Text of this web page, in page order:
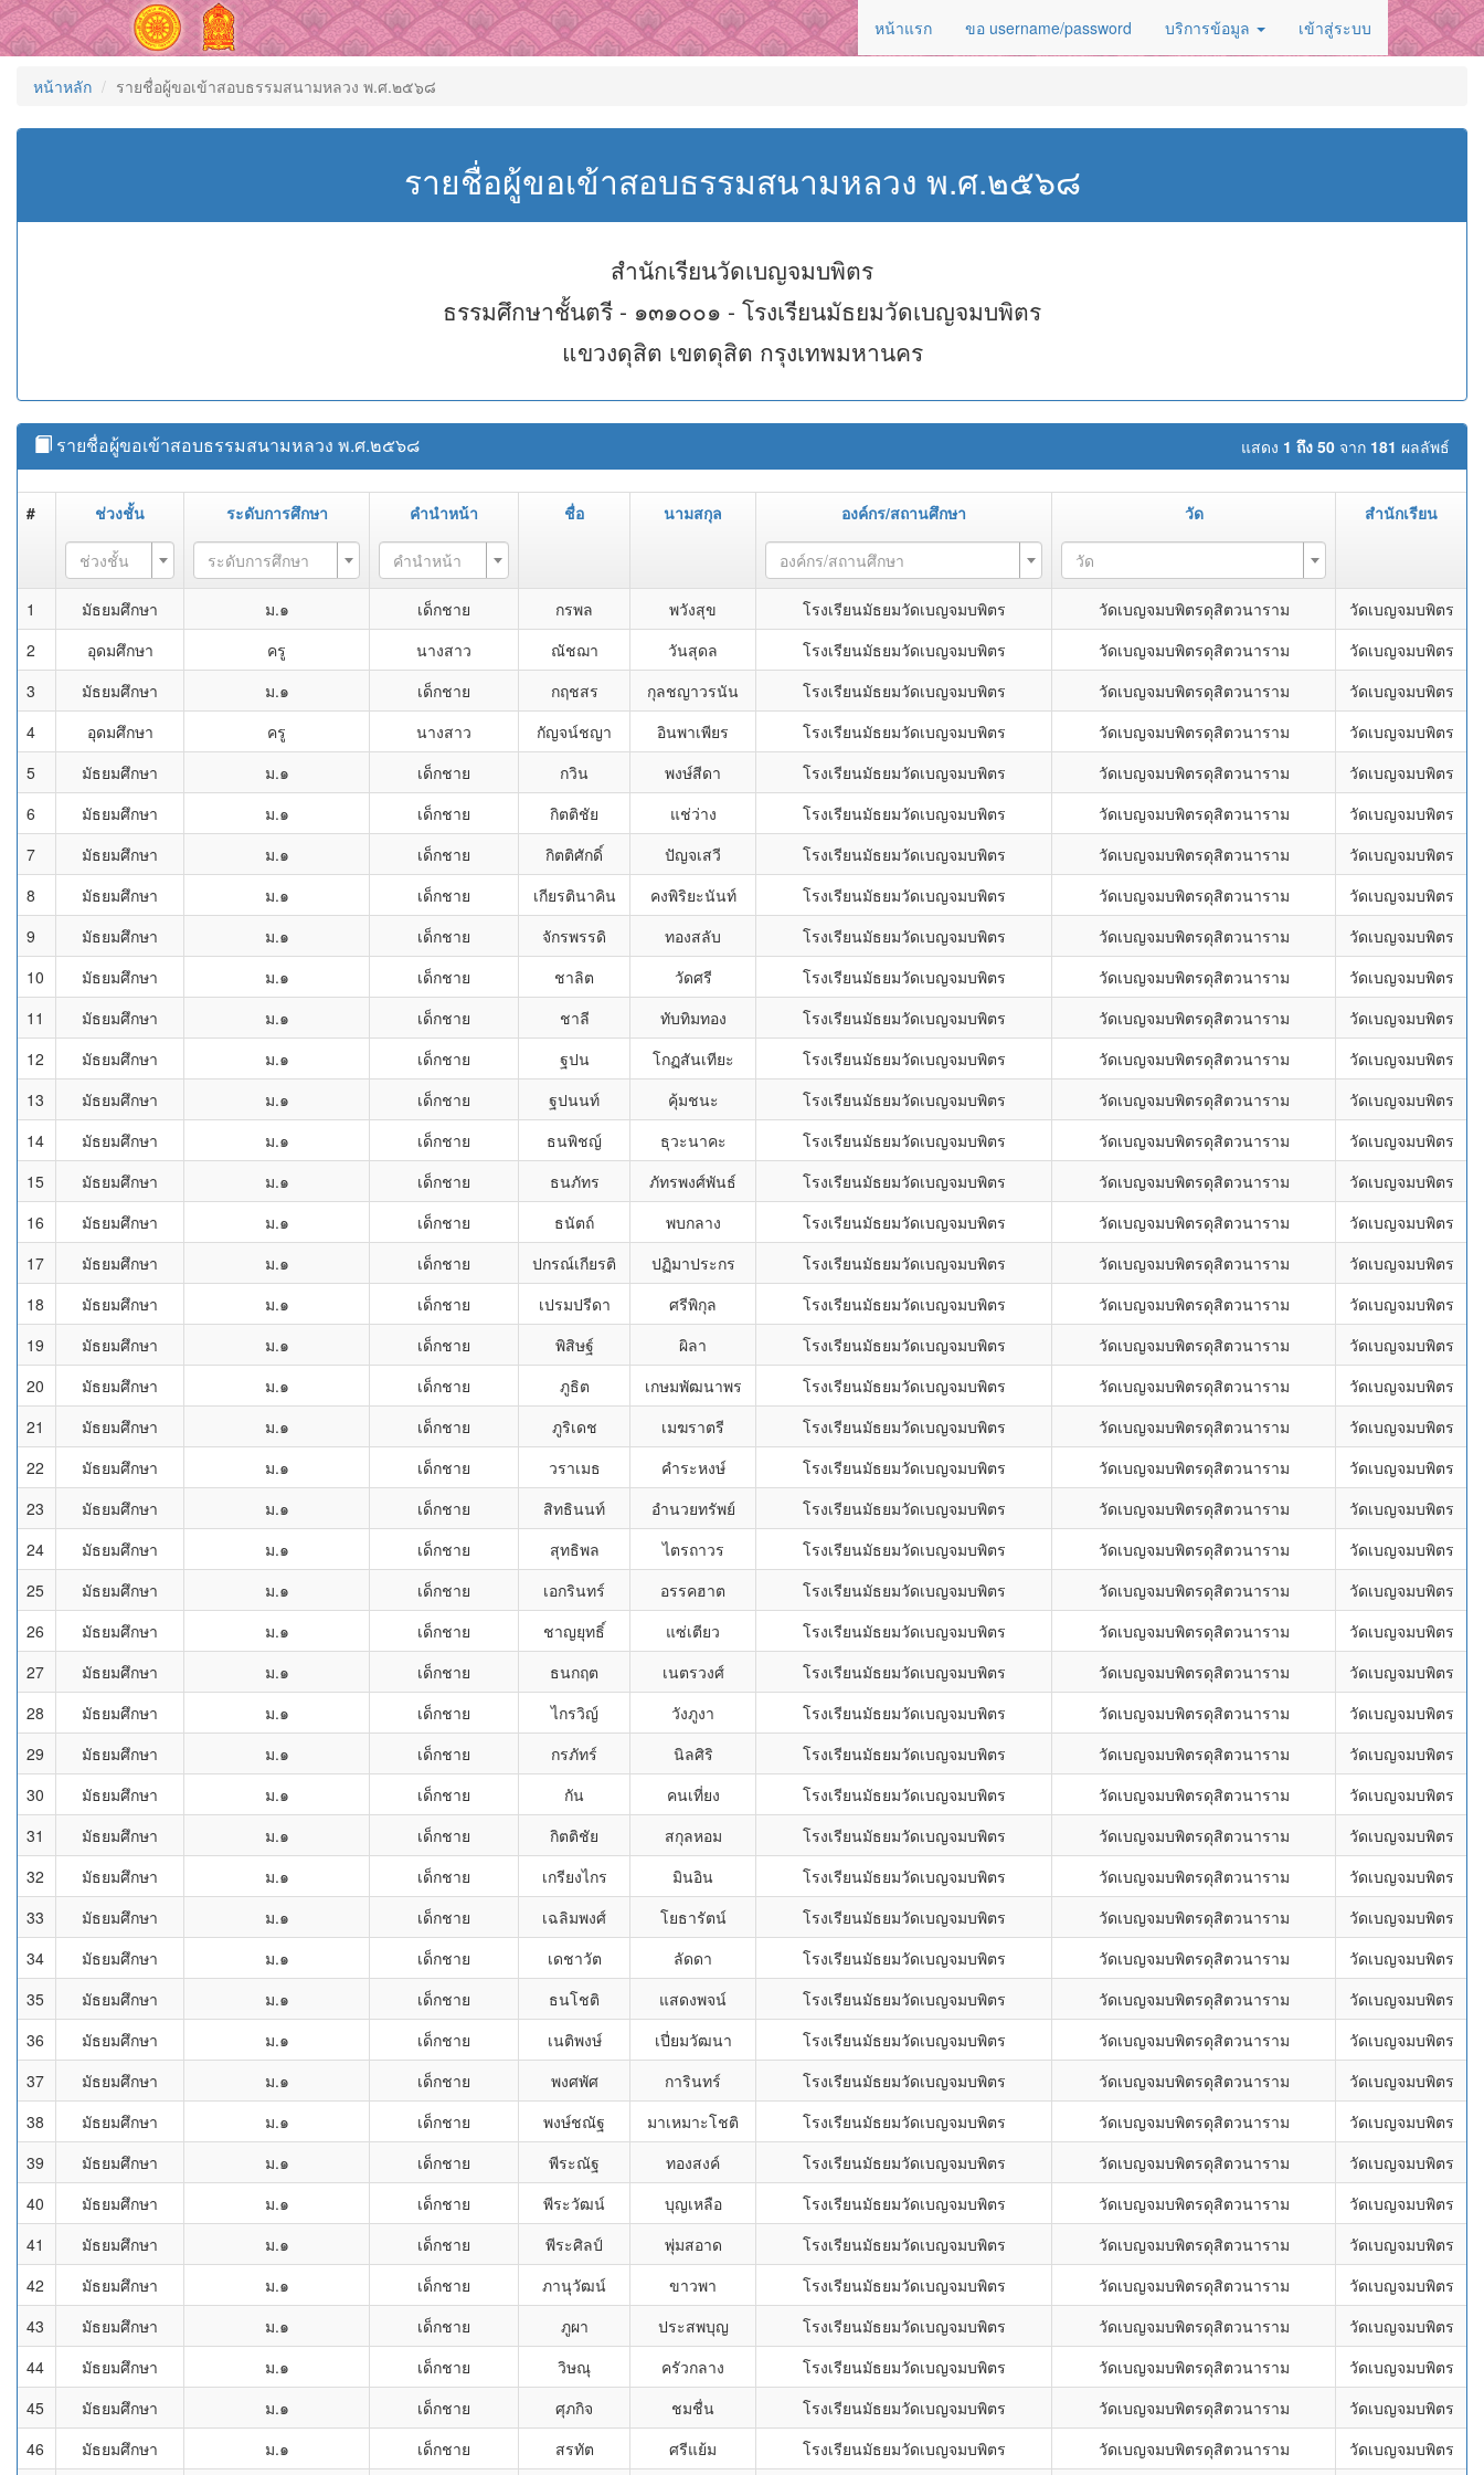
หน้าแรก ขอ username/password บริการข้อมูล เข้าสู่ระบบ
หน้าหลัก รายชื่อผู้ขอเข้าสอบธรรมสนามหลวง พ.ศ.๒๕๖๘
รายชื่อผู้ขอเข้าสอบธรรมสนามหลวง พ.ศ.๒๕๖๘
สำนักเรียนวัดเบญจมบพิตร
ธรรมศึกษาชั้นตรี - ๑๓๑๐๐๑ - โรงเรียนมัธยมวัดเบญจมบพิตร
แขวงดุสิต เขตดุสิต กรุงเทพมหานคร
แสดง 1 ถึง 50 จาก 181 ผลลัพธ์
รายชื่อผู้ขอเข้าสอบธรรมสนามหลวง พ.ศ.๒๕๖๘
# ช่วงชั้น ระดับการศึกษา คำนำหน้า ชื่อ นามสกุล องค์กร/สถานศึกษา วัด สำนักเรียน
ช่วงชั้น ระดับการศึกษา คำนำหน้า องค์กร/สถานศึกษา วัด
1 มัธยมศึกษา ม.๑ เด็กชาย กรพล พวังสุข โรงเรียนมัธยมวัดเบญจมบพิตร วัดเบญจมบพิตรดุสิตวนาราม
วัดเบญจมบพิตร
2
อุดมศึกษา ครู นางสาว ณัชฌา วันสุดล โรงเรียนมัธยมวัดเบญจมบพิตร วัดเบญจมบพิตรดุสิตวนาราม
วัดเบญจมบพิตร
3
มัธยมศึกษา ม.๑ เด็กชาย กฤชสร กุลชญาวรนัน โรงเรียนมัธยมวัดเบญจมบพิตร วัดเบญจมบพิตรดุสิตวนาราม
วัดเบญจมบพิตร
4
อุดมศึกษา ครู นางสาว กัญจน์ชญา อินพาเพียร โรงเรียนมัธยมวัดเบญจมบพิตร วัดเบญจมบพิตรดุสิตวนาราม
วัดเบญจมบพิตร
5
มัธยมศึกษา ม.๑ เด็กชาย กวิน พงษ์สีดา โรงเรียนมัธยมวัดเบญจมบพิตร วัดเบญจมบพิตรดุสิตวนาราม
วัดเบญจมบพิตร
6
มัธยมศึกษา ม.๑ เด็กชาย กิตติชัย แช่ว่าง โรงเรียนมัธยมวัดเบญจมบพิตร วัดเบญจมบพิตรดุสิตวนาราม
วัดเบญจมบพิตร
7
มัธยมศึกษา ม.๑ เด็กชาย กิตติศักดิ์ ปัญจเสวี โรงเรียนมัธยมวัดเบญจมบพิตร วัดเบญจมบพิตรดุสิตวนาราม
วัดเบญจมบพิตร
8
มัธยมศึกษา ม.๑ เด็กชาย เกียรตินาคิน คงพิริยะนันท์ โรงเรียนมัธยมวัดเบญจมบพิตร วัดเบญจมบพิตรดุสิตวนาราม
วัดเบญจมบพิตร
9
มัธยมศึกษา ม.๑ เด็กชาย จักรพรรดิ ทองสลับ โรงเรียนมัธยมวัดเบญจมบพิตร วัดเบญจมบพิตรดุสิตวนาราม
วัดเบญจมบพิตร
10
มัธยมศึกษา ม.๑ เด็กชาย ชาลิต วัดศรี โรงเรียนมัธยมวัดเบญจมบพิตร วัดเบญจมบพิตรดุสิตวนาราม
วัดเบญจมบพิตร
11
มัธยมศึกษา ม.๑ เด็กชาย ชาลี ทับทิมทอง โรงเรียนมัธยมวัดเบญจมบพิตร วัดเบญจมบพิตรดุสิตวนาราม
วัดเบญจมบพิตร
12
มัธยมศึกษา ม.๑ เด็กชาย ฐปน โกฏสันเทียะ โรงเรียนมัธยมวัดเบญจมบพิตร วัดเบญจมบพิตรดุสิตวนาราม
วัดเบญจมบพิตร
13
มัธยมศึกษา ม.๑ เด็กชาย ฐปนนท์ คุ้มชนะ โรงเรียนมัธยมวัดเบญจมบพิตร วัดเบญจมบพิตรดุสิตวนาราม
วัดเบญจมบพิตร
14
มัธยมศึกษา ม.๑ เด็กชาย ธนพิชญ์ ธุวะนาคะ โรงเรียนมัธยมวัดเบญจมบพิตร วัดเบญจมบพิตรดุสิตวนาราม
วัดเบญจมบพิตร
15
มัธยมศึกษา ม.๑ เด็กชาย ธนภัทร ภัทรพงศ์พันธ์ โรงเรียนมัธยมวัดเบญจมบพิตร วัดเบญจมบพิตรดุสิตวนาราม
วัดเบญจมบพิตร
16
มัธยมศึกษา ม.๑ เด็กชาย ธนัตถ์ พบกลาง โรงเรียนมัธยมวัดเบญจมบพิตร วัดเบญจมบพิตรดุสิตวนาราม
วัดเบญจมบพิตร
17
มัธยมศึกษา ม.๑ เด็กชาย ปกรณ์เกียรติ ปฏิมาประกร โรงเรียนมัธยมวัดเบญจมบพิตร วัดเบญจมบพิตรดุสิตวนาราม
วัดเบญจมบพิตร
18
มัธยมศึกษา ม.๑ เด็กชาย เปรมปรีดา ศรีพิกุล โรงเรียนมัธยมวัดเบญจมบพิตร วัดเบญจมบพิตรดุสิตวนาราม
วัดเบญจมบพิตร
19
มัธยมศึกษา ม.๑ เด็กชาย พิสิษฐ์ ผิลา โรงเรียนมัธยมวัดเบญจมบพิตร วัดเบญจมบพิตรดุสิตวนาราม
วัดเบญจมบพิตร
20
มัธยมศึกษา ม.๑ เด็กชาย ภูธิต เกษมพัฒนาพร โรงเรียนมัธยมวัดเบญจมบพิตร วัดเบญจมบพิตรดุสิตวนาราม
วัดเบญจมบพิตร
21
มัธยมศึกษา ม.๑ เด็กชาย ภูริเดช เมฆราตรี โรงเรียนมัธยมวัดเบญจมบพิตร วัดเบญจมบพิตรดุสิตวนาราม
วัดเบญจมบพิตร
22
มัธยมศึกษา ม.๑ เด็กชาย วราเมธ คำระหงษ์ โรงเรียนมัธยมวัดเบญจมบพิตร วัดเบญจมบพิตรดุสิตวนาราม
วัดเบญจมบพิตร
23
มัธยมศึกษา ม.๑ เด็กชาย สิทธินนท์ อำนวยทรัพย์ โรงเรียนมัธยมวัดเบญจมบพิตร วัดเบญจมบพิตรดุสิตวนาราม
วัดเบญจมบพิตร
24
มัธยมศึกษา ม.๑ เด็กชาย สุทธิพล ไตรถาวร โรงเรียนมัธยมวัดเบญจมบพิตร วัดเบญจมบพิตรดุสิตวนาราม
วัดเบญจมบพิตร
25
มัธยมศึกษา ม.๑ เด็กชาย เอกรินทร์ อรรคฮาต โรงเรียนมัธยมวัดเบญจมบพิตร วัดเบญจมบพิตรดุสิตวนาราม
วัดเบญจมบพิตร
26
มัธยมศึกษา ม.๑ เด็กชาย ชาญยุทธิ์ แซ่เตียว โรงเรียนมัธยมวัดเบญจมบพิตร วัดเบญจมบพิตรดุสิตวนาราม
วัดเบญจมบพิตร
27
มัธยมศึกษา ม.๑ เด็กชาย ธนกฤต เนตรวงศ์ โรงเรียนมัธยมวัดเบญจมบพิตร วัดเบญจมบพิตรดุสิตวนาราม
วัดเบญจมบพิตร
28
มัธยมศึกษา ม.๑ เด็กชาย ไกรวิญ์ วังภูงา โรงเรียนมัธยมวัดเบญจมบพิตร วัดเบญจมบพิตรดุสิตวนาราม
วัดเบญจมบพิตร
29
มัธยมศึกษา ม.๑ เด็กชาย กรภัทร์ นิลศิริ โรงเรียนมัธยมวัดเบญจมบพิตร วัดเบญจมบพิตรดุสิตวนาราม
วัดเบญจมบพิตร
30
มัธยมศึกษา ม.๑ เด็กชาย กัน คนเที่ยง โรงเรียนมัธยมวัดเบญจมบพิตร วัดเบญจมบพิตรดุสิตวนาราม
วัดเบญจมบพิตร
31
มัธยมศึกษา ม.๑ เด็กชาย กิตติชัย สกุลหอม โรงเรียนมัธยมวัดเบญจมบพิตร วัดเบญจมบพิตรดุสิตวนาราม
วัดเบญจมบพิตร
32
มัธยมศึกษา ม.๑ เด็กชาย เกรียงไกร มินอิน โรงเรียนมัธยมวัดเบญจมบพิตร วัดเบญจมบพิตรดุสิตวนาราม
วัดเบญจมบพิตร
33
มัธยมศึกษา ม.๑ เด็กชาย เฉลิมพงศ์ โยธารัตน์ โรงเรียนมัธยมวัดเบญจมบพิตร วัดเบญจมบพิตรดุสิตวนาราม
วัดเบญจมบพิตร
34
มัธยมศึกษา ม.๑ เด็กชาย เดชาวัต ลัดดา โรงเรียนมัธยมวัดเบญจมบพิตร วัดเบญจมบพิตรดุสิตวนาราม
วัดเบญจมบพิตร
35
มัธยมศึกษา ม.๑ เด็กชาย ธนโชติ แสดงพจน์ โรงเรียนมัธยมวัดเบญจมบพิตร วัดเบญจมบพิตรดุสิตวนาราม
วัดเบญจมบพิตร
36
มัธยมศึกษา ม.๑ เด็กชาย เนติพงษ์ เปี่ยมวัฒนา โรงเรียนมัธยมวัดเบญจมบพิตร วัดเบญจมบพิตรดุสิตวนาราม
วัดเบญจมบพิตร
37
มัธยมศึกษา ม.๑ เด็กชาย พงศพัศ การินทร์ โรงเรียนมัธยมวัดเบญจมบพิตร วัดเบญจมบพิตรดุสิตวนาราม
วัดเบญจมบพิตร
38
มัธยมศึกษา ม.๑ เด็กชาย พงษ์ชณัฐ มาเหมาะโชติ โรงเรียนมัธยมวัดเบญจมบพิตร วัดเบญจมบพิตรดุสิตวนาราม
วัดเบญจมบพิตร
39
มัธยมศึกษา ม.๑ เด็กชาย พีระณัฐ ทองสงค์ โรงเรียนมัธยมวัดเบญจมบพิตร วัดเบญจมบพิตรดุสิตวนาราม
วัดเบญจมบพิตร
40
มัธยมศึกษา ม.๑ เด็กชาย พีระวัฒน์ บุญเหลือ โรงเรียนมัธยมวัดเบญจมบพิตร วัดเบญจมบพิตรดุสิตวนาราม
วัดเบญจมบพิตร
41
มัธยมศึกษา ม.๑ เด็กชาย พีระศิลป์ พุ่มสอาด โรงเรียนมัธยมวัดเบญจมบพิตร วัดเบญจมบพิตรดุสิตวนาราม
วัดเบญจมบพิตร
42
มัธยมศึกษา ม.๑ เด็กชาย ภานุวัฒน์ ขาวพา โรงเรียนมัธยมวัดเบญจมบพิตร วัดเบญจมบพิตรดุสิตวนาราม
วัดเบญจมบพิตร
43
มัธยมศึกษา ม.๑ เด็กชาย ภูผา ประสพบุญ โรงเรียนมัธยมวัดเบญจมบพิตร วัดเบญจมบพิตรดุสิตวนาราม
วัดเบญจมบพิตร
44
มัธยมศึกษา ม.๑ เด็กชาย วิษณุ ครัวกลาง โรงเรียนมัธยมวัดเบญจมบพิตร วัดเบญจมบพิตรดุสิตวนาราม
วัดเบญจมบพิตร
45
มัธยมศึกษา ม.๑ เด็กชาย ศุภกิจ ชมชื่น โรงเรียนมัธยมวัดเบญจมบพิตร วัดเบญจมบพิตรดุสิตวนาราม
วัดเบญจมบพิตร
46
มัธยมศึกษา ม.๑ เด็กชาย สรทัต ศรีแย้ม โรงเรียนมัธยมวัดเบญจมบพิตร วัดเบญจมบพิตรดุสิตวนาราม วัดเบญจมบพิตร